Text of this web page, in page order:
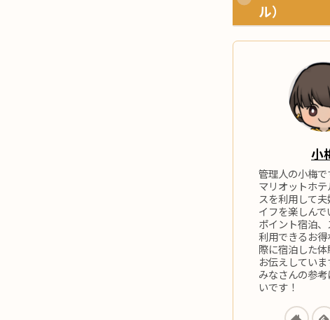
ル）
小
管理人の小梅で
マリオットホ
スを利用して
イフを楽しんで
ポイント宿泊
利用できるお
際に宿泊した
お伝えしていま
みなさんの参
いです！